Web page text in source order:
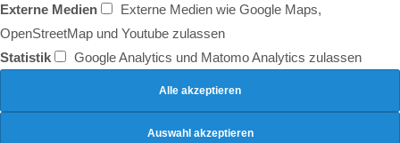
Externe Medien
Externe Medien wie Google Maps,
OpenStreetMap und Youtube zulassen
Statistik
Google Analytics und Matomo Analytics zulassen